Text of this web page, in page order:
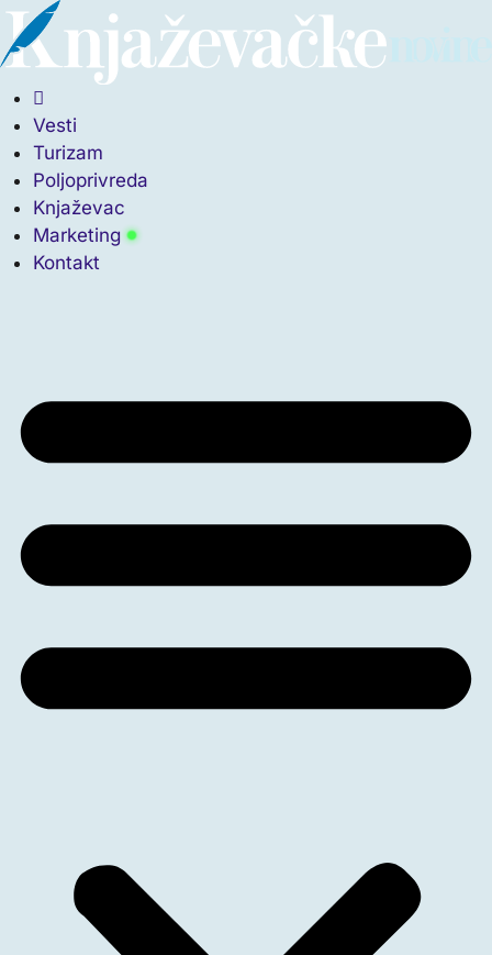
Скочите
на
садржај
Vesti
Turizam
Poljoprivreda
Knjaževac
Marketing
Kontakt